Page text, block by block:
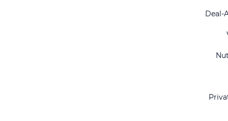
Deal-